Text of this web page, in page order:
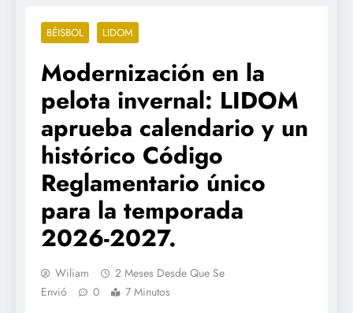
BÉISBOL LIDOM
Modernización en la
pelota invernal: LIDOM
aprueba calendario y un
histórico Código
Reglamentario único
para la temporada
2026-2027.
Wiliam
2 Meses Desde Que Se
Envió
0 7 Minutos